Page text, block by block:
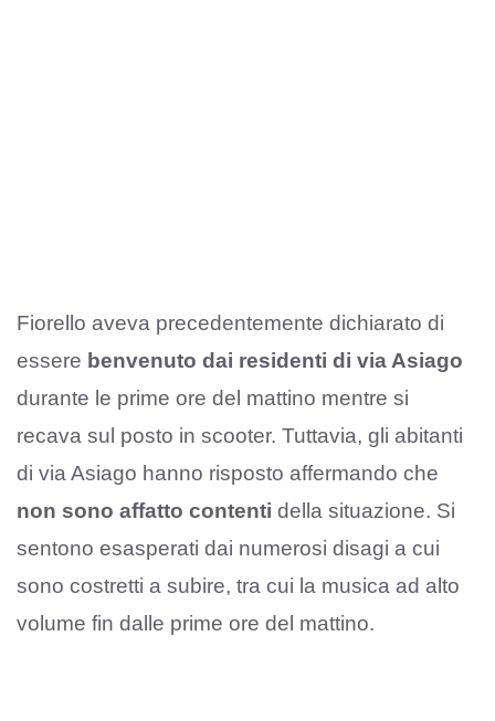
Fiorello aveva precedentemente dichiarato di
essere benvenuto dai residenti di via Asiago
durante le prime ore del mattino mentre si
recava sul posto in scooter. Tuttavia, gli abitanti
di via Asiago hanno risposto affermando che
non sono affatto contenti della situazione. Si
sentono esasperati dai numerosi disagi a cui
sono costretti a subire, tra cui la musica ad alto
volume fin dalle prime ore del mattino.